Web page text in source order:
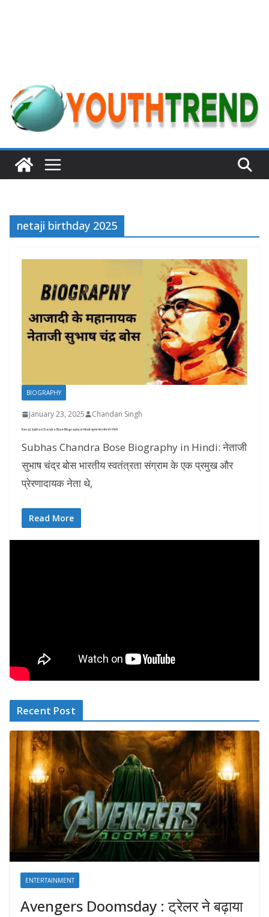
netaji birthday 2025
BIOGRAPHY
January 23, 2025 Chandan Singh
Netaji Subhas Chandra Bose Biography in Hindi: सुभास चंद्र बोस की जीवनी
Subhas Chandra Bose Biography in Hindi: नेताजी
सुभाष चंद्र बोस भारतीय स्वतंत्रता संग्राम के एक प्रमुख और
प्रेरणादायक नेता थे,
Read More
Recent Post
ENTERTAINMENT
Avengers Doomsday : ट्रेलर ने बढ़ाया